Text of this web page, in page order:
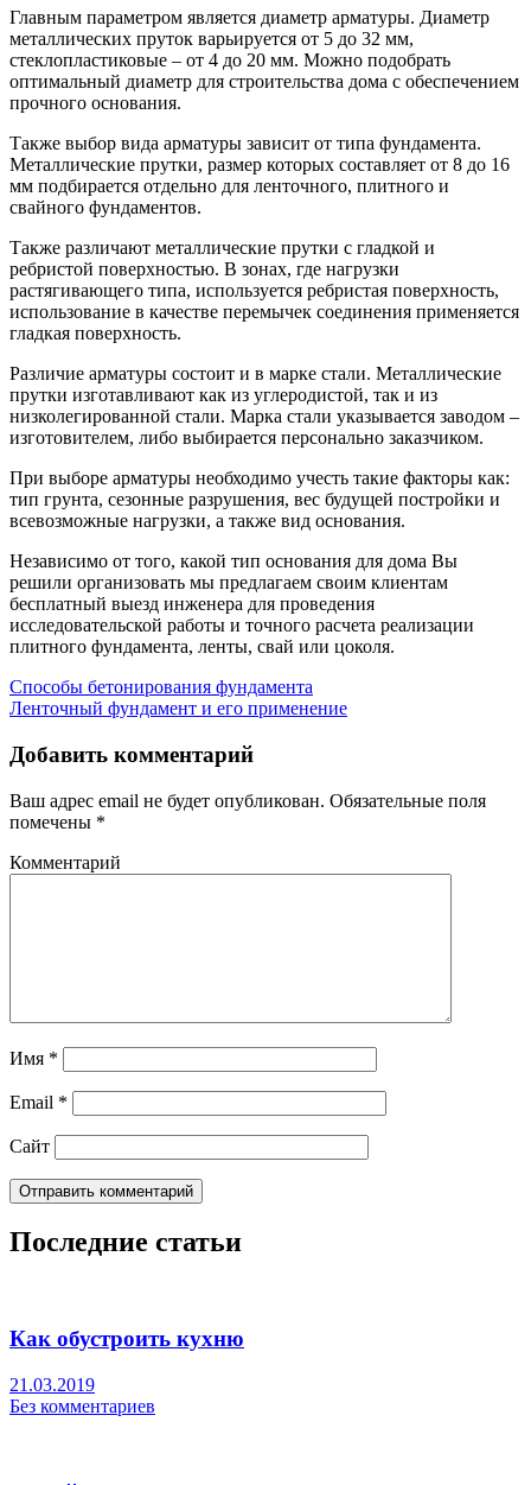
Главным параметром является диаметр арматуры. Диаметр
металлических пруток варьируется от 5 до 32 мм,
стеклопластиковые – от 4 до 20 мм. Можно подобрать
оптимальный диаметр для строительства дома с обеспечением
прочного основания.
Также выбор вида арматуры зависит от типа фундамента.
Металлические прутки, размер которых составляет от 8 до 16
мм подбирается отдельно для ленточного, плитного и
свайного фундаментов.
Также различают металлические прутки с гладкой и
ребристой поверхностью. В зонах, где нагрузки
растягивающего типа, используется ребристая поверхность,
использование в качестве перемычек соединения применяется
гладкая поверхность.
Различие арматуры состоит и в марке стали. Металлические
прутки изготавливают как из углеродистой, так и из
низколегированной стали. Марка стали указывается заводом –
изготовителем, либо выбирается персонально заказчиком.
При выборе арматуры необходимо учесть такие факторы как:
тип грунта, сезонные разрушения, вес будущей постройки и
всевозможные нагрузки, а также вид основания.
Независимо от того, какой тип основания для дома Вы
решили организовать мы предлагаем своим клиентам
бесплатный выезд инженера для проведения
исследовательской работы и точного расчета реализации
плитного фундамента, ленты, свай или цоколя.
Способы бетонирования фундамента
Ленточный фундамент и его применение
Добавить комментарий
Ваш адрес email не будет опубликован. Обязательные поля
помечены *
Комментарий
Имя *
Email *
Сайт
Последние статьи
Как обустроить кухню
21.03.2019
Без комментариев